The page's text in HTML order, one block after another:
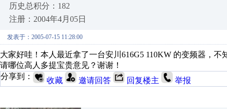
历史总积分：182
注册：2004年4月05日
发表于：2005-07-15 11:28:00
大家好哇！本人最近拿了一台安川616G5 110KW 的变频器，
请哪位高人多提宝贵意见？谢谢！
分享到：
收藏 邀请回答 回复楼主 举报